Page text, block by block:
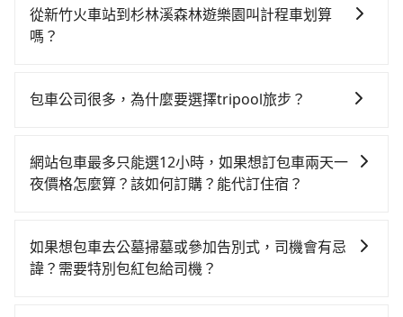
輛計程車花費約400元、車程約26分鐘。抵達高鐵站
後，步行進站、現場購票並於月台排隊的時間約15分
車，搭上小黃後約花33分鐘、車費600元後，抵達杉林
每人花費為790元。但如果全程使用tripool並到府專車
接送，則每人平均花費約710元，費時1小時47分鐘。選
還不馬上來預約tripool！如果你是三人以下要乘車，也
可參考tripool的拼車共乘服務，最多可再節省50%的交
時不需要閉目養神（因為要自己開車），最重要的是你
當天就要來回，那在新竹路邊可隨租隨借的iRent應該是
火車站到杉林溪森林遊樂園的花費預估為
時40元路邊停車費用預估進去，但額外的汽車保險與可
能的罰單都需自付。再者，和運的iRent只提供最基本的
或九人座可供選擇，而且無人租車最令人詬病的就是車
況，打開車門才發現仍有上一組乘客遺留的垃圾或者撞
從新竹火車站到杉林溪森林遊樂園叫計程車划算
嗎？
灣大車隊、Uber、Line Taxi、Yoxi等，如果在路邊攔不
看。依照里程跳錶計算，價格約為4,095~4,900元間，但
如改預約tripool可省高達$2,100。但如果要考慮到回
490倍。綜合以上，無論在價格或服務品質上，tripool
都是你從新竹火車站到杉林溪森林遊樂園的最佳選擇。
包車公司很多，為什麼要選擇tripool旅步？
以依照您行程人數的需求進行選擇。此外，為確保您的
旅途安全無憂，我們的司機都是專業且可靠的職業駕
策，讓您在規劃行程時能更無後顧之憂。無論您是要前
往市區還是郊區，我們都可以為您提供最佳的旅遊體
網站包車最多只能選12小時，如果想訂包車兩天一
夜價格怎麼算？該如何訂購？能代訂住宿？
需要連續兩天的包車服務，可以在官網上分開預定兩天
的行程。另外，目前旅步只提供接送服務，暫不提供代
如果想包車去公墓掃墓或參加告別式，司機會有忌
諱？需要特別包紅包給司機？